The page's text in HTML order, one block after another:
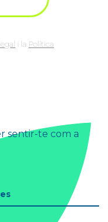
i la Política
sentir-te com a